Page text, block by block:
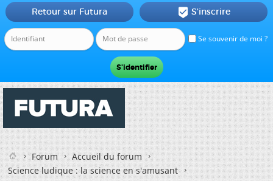
Se souvenir de moi ?
Retour sur Futura  S'inscrire
Forum
Accueil du forum
Science ludique : la science en s'amusant